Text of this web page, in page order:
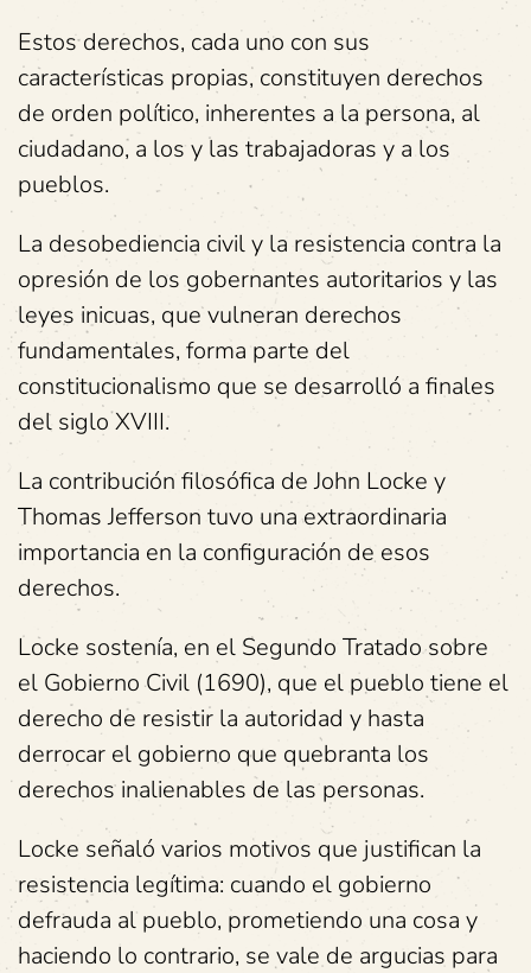
Estos derechos, cada uno con sus
características propias, constituyen derechos
de orden político, inherentes a la persona, al
ciudadano, a los y las trabajadoras y a los
pueblos.
La desobediencia civil y la resistencia contra la
opresión de los gobernantes autoritarios y las
leyes inicuas, que vulneran derechos
fundamentales, forma parte del
constitucionalismo que se desarrolló a finales
del siglo XVIII.
La contribución filosófica de John Locke y
Thomas Jefferson tuvo una extraordinaria
importancia en la configuración de esos
derechos.
Locke sostenía, en el Segundo Tratado sobre
el Gobierno Civil (1690), que el pueblo tiene el
derecho de resistir la autoridad y hasta
derrocar el gobierno que quebranta los
derechos inalienables de las personas.
Locke señaló varios motivos que justifican la
resistencia legítima: cuando el gobierno
defrauda al pueblo, prometiendo una cosa y
haciendo lo contrario, se vale de argucias para